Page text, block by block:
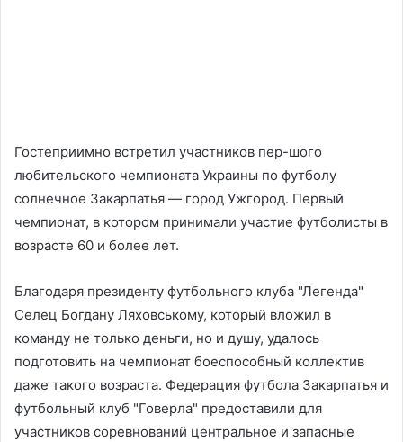
Гостеприимно встретил участников пер-шого
любительского чемпионата Украины по футболу
солнечное Закарпатья — город Ужгород. Первый
чемпионат, в котором принимали участие футболисты в
возрасте 60 и более лет.
Благодаря президенту футбольного клуба "Легенда"
Селец Богдану Ляховському, который вложил в
команду не только деньги, но и душу, удалось
подготовить на чемпионат боеспособный коллектив
даже такого возраста. Федерация футбола Закарпатья и
футбольный клуб "Говерла" предоставили для
участников соревнований центральное и запасные